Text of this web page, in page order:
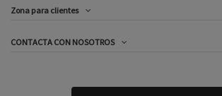
Zona para clientes
CONTACTA CON NOSOTROS